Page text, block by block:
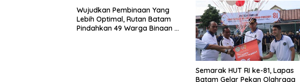
Wujudkan Pembinaan Yang
Lebih Optimal, Rutan Batam
Pindahkan 49 Warga Binaan Ke
Semarak HUT RI ke-81, Lapas
Batam Gelar Pekan Olahraga